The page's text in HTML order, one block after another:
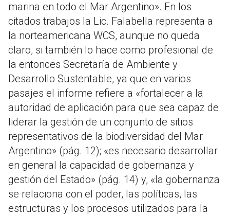
marina en todo el Mar Argentino». En los
citados trabajos la Lic. Falabella representa a
la norteamericana WCS, aunque no queda
claro, si también lo hace como profesional de
la entonces Secretaría de Ambiente y
Desarrollo Sustentable, ya que en varios
pasajes el informe refiere a «fortalecer a la
autoridad de aplicación para que sea capaz de
liderar la gestión de un conjunto de sitios
representativos de la biodiversidad del Mar
Argentino» (pág. 12); «es necesario desarrollar
en general la capacidad de gobernanza y
gestión del Estado» (pág. 14) y, «la gobernanza
se relaciona con el poder, las políticas, las
estructuras y los procesos utilizados para la